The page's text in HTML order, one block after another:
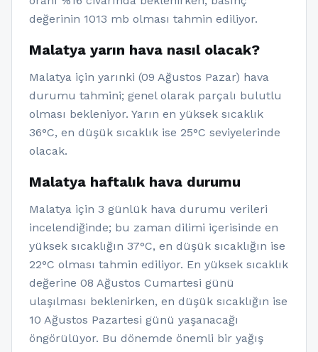
değerinin 1013 mb olması tahmin ediliyor.
Malatya yarın hava nasıl olacak?
Malatya için yarınki (09 Ağustos Pazar) hava
durumu tahmini; genel olarak parçalı bulutlu
olması bekleniyor. Yarın en yüksek sıcaklık
36°C, en düşük sıcaklık ise 25°C seviyelerinde
olacak.
Malatya haftalık hava durumu
Malatya için 3 günlük hava durumu verileri
incelendiğinde; bu zaman dilimi içerisinde en
yüksek sıcaklığın 37°C, en düşük sıcaklığın ise
22°C olması tahmin ediliyor. En yüksek sıcaklık
değerine 08 Ağustos Cumartesi günü
ulaşılması beklenirken, en düşük sıcaklığın ise
10 Ağustos Pazartesi günü yaşanacağı
öngörülüyor. Bu dönemde önemli bir yağış